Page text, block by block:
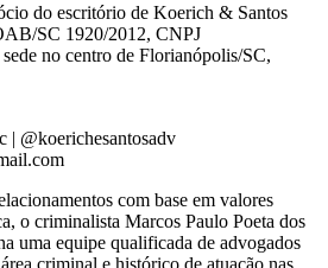
do escritório de Koerich & Santos
SC 1920/2012, CNPJ
no centro de Florianópolis/SC,
| @koerichesantosadv
com base em valores
o criminalista Marcos Paulo Poeta dos
uma equipe qualificada de advogados
criminal e histórico de atuação nas